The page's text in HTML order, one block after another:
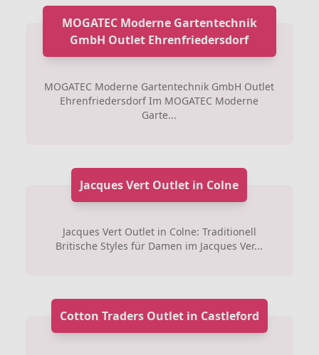
MOGATEC Moderne Gartentechnik
GmbH Outlet Ehrenfriedersdorf
MOGATEC Moderne Gartentechnik GmbH Outlet
Ehrenfriedersdorf Im MOGATEC Moderne
Garte...
Jacques Vert Outlet in Colne
Jacques Vert Outlet in Colne: Traditionell
Britische Styles für Damen im Jacques Ver...
Cotton Traders Outlet in Castleford